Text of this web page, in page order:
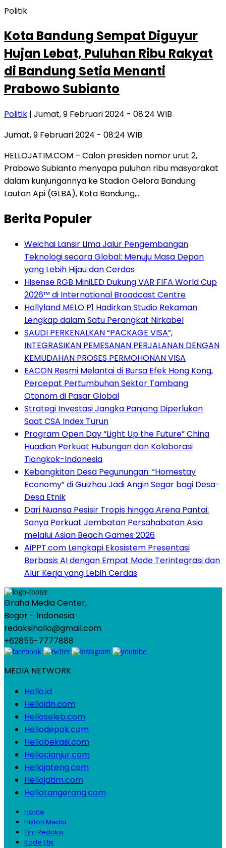
Politik
Kota Bandung Sempat Diguyur
Hujan Lebat, Puluhan Ribu Rakyat
di Bandung Setia Menanti
Prabowo Subianto
Politik | Jumat, 9 Februari 2024 - 08:24 WIB
Jumat, 9 Februari 2024 - 08:24 WIB
HELLOJATIM.COM – Calon presiden nomor urut 2,
Prabowo Subianto menyapa puluhan ribu masyarakat
dalam kunjungannya ke Stadion Gelora Bandung
Lautan Api (GLBA), Kota Bandung,…
Berita Populer
Weichai Lansir Lima Jalur Pengembangan
Teknologi secara Global: Menuju Masa Depan
yang Lebih Hijau dan Cerdas
Hisense RGB MiniLED Dukung VAR FIFA World Cup
2026™ di International Broadcast Centre
Hollyland MELO P1 Hadirkan Studio Rekaman
Lengkap dalam Satu Perangkat Nirkabel
SAUDI PERKENALKAN “PACKAGE VISA”,
INTEGRASIKAN PEMESANAN PERJALANAN DENGAN
KEMUDAHAN PROSES PERMOHONAN VISA
EACON Resmi Melantai di Bursa Efek Hong Kong,
Percepat Pertumbuhan Sektor Tambang
Otonom di Pasar Global
Strategi Investasi Jangka Panjang Diperlukan
Saat CSA Index Turun
Program Open Day “Light Up the Future” China
Huadian Perkuat Hubungan dan Kolaborasi
Tiongkok-Indonesia
Kebangkitan Desa Pegunungan: “Homestay
Economy” di Guizhou Jadi Angin Segar bagi Desa-
Desa Etnik
Dari Nuansa Pesisir Tropis hingga Arena Pantai:
Sanya Perkuat Jembatan Persahabatan Asia
melalui Asian Beach Games 2026
AiPPT.com Lengkapi Ekosistem Presentasi
Berbasis AI dengan Empat Mode Terintegrasi dan
Alur Kerja yang Lebih Cerdas
Graha Media Center,
Bogor - Indonesia
redaksihallo@gmail.com
+62855-7777888
MEDIA NETWORK
Hello.id
Helloidn.com
Helloseleb.com
Hellodepok.com
Hellobekasi.com
Hellocianjur.com
Hellojateng.com
Hellojatim.com
Hellotangerang.com
Home
Histori Media
Tim Redaksi
Kode Etik